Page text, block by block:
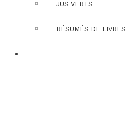
JUS VERTS
RÉSUMÉS DE LIVRES